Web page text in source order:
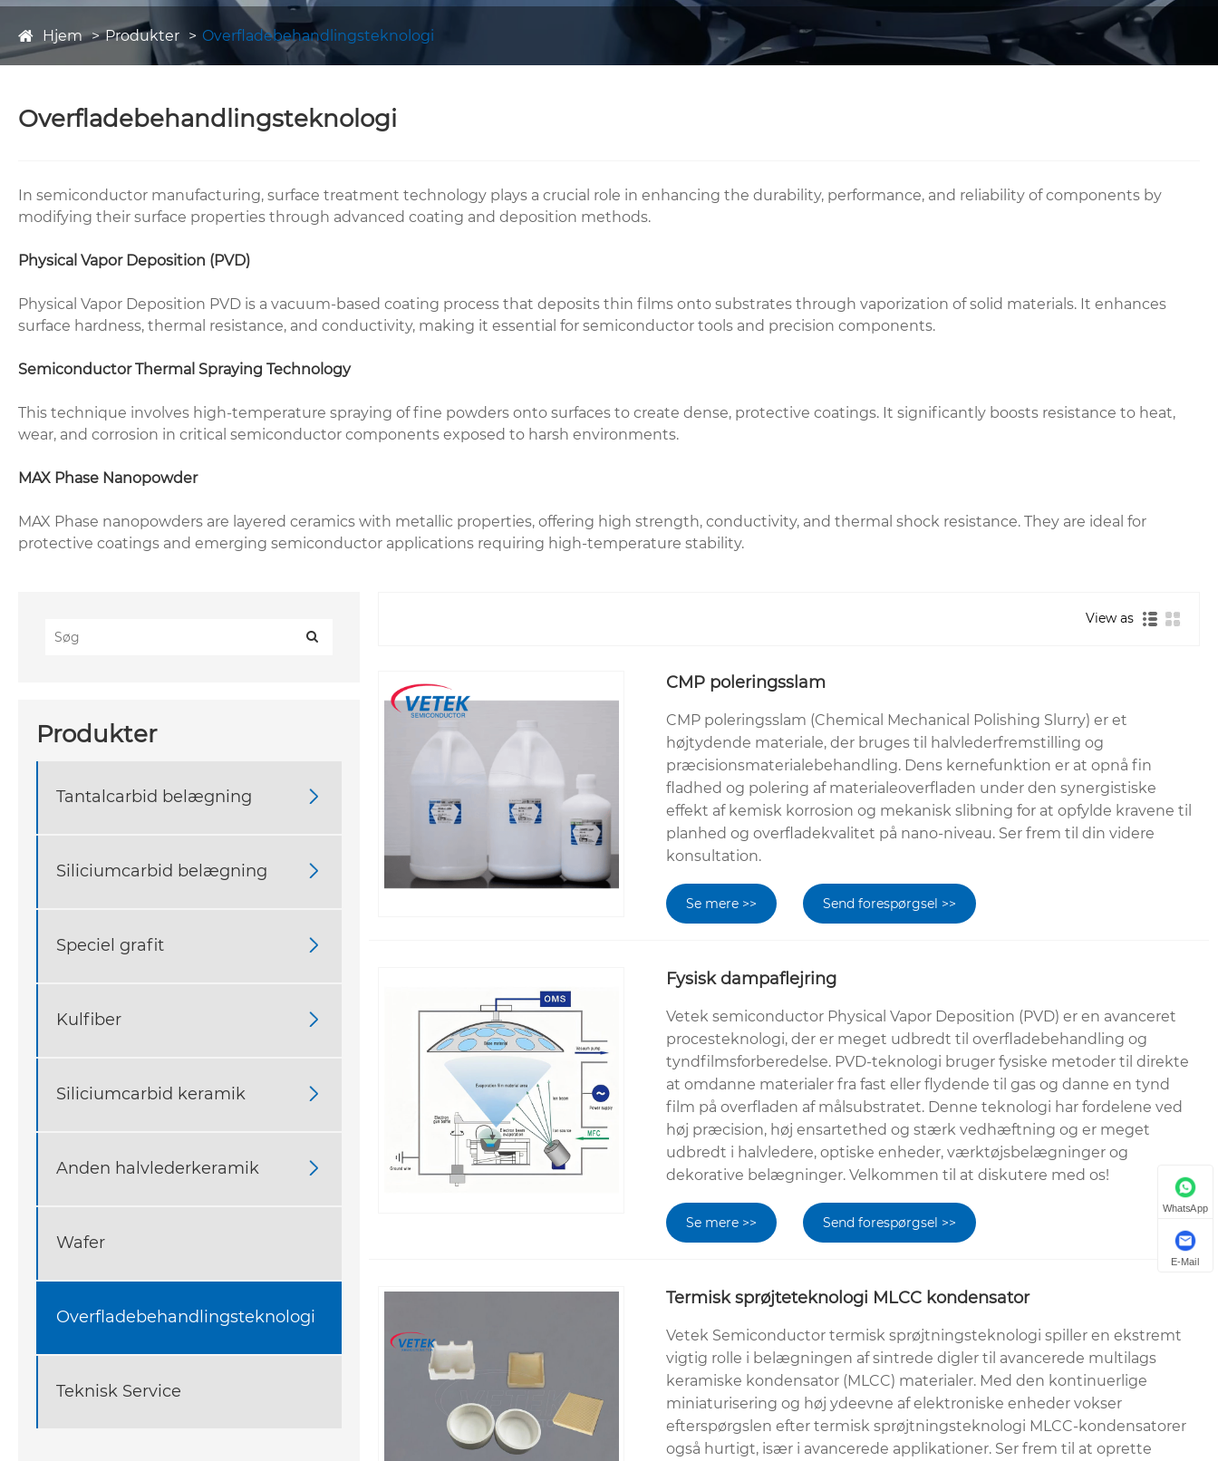
Hjem Produkter Overfladebehandlingsteknologi
Overfladebehandlingsteknologi
In semiconductor manufacturing, surface treatment technology plays a crucial role in enhancing the durability, performance, and reliability of components by
modifying their surface properties through advanced coating and deposition methods.
Physical Vapor Deposition (PVD)
Physical Vapor Deposition PVD is a vacuum-based coating process that deposits thin films onto substrates through vaporization of solid materials. It enhances
surface hardness, thermal resistance, and conductivity, making it essential for semiconductor tools and precision components.
Semiconductor Thermal Spraying Technology
This technique involves high-temperature spraying of fine powders onto surfaces to create dense, protective coatings. It significantly boosts resistance to heat,
wear, and corrosion in critical semiconductor components exposed to harsh environments.
MAX Phase Nanopowder
MAX Phase nanopowders are layered ceramics with metallic properties, offering high strength, conductivity, and thermal shock resistance. They are ideal for
protective coatings and emerging semiconductor applications requiring high-temperature stability.
Produkter
Tantalcarbid belægning 
Siliciumcarbid belægning 
Speciel grafit 
Kulfiber 
Siliciumcarbid keramik 
Anden halvlederkeramik 
Wafer
Overfladebehandlingsteknologi
Teknisk Service
View as
CMP poleringsslam
CMP poleringsslam (Chemical Mechanical Polishing Slurry) er et
højtydende materiale, der bruges til halvlederfremstilling og
præcisionsmaterialebehandling. Dens kernefunktion er at opnå fin
fladhed og polering af materialeoverfladen under den synergistiske
effekt af kemisk korrosion og mekanisk slibning for at opfylde kravene til
planhed og overfladekvalitet på nano-niveau. Ser frem til din videre
konsultation.
Se mere >> Send forespørgsel >>
Fysisk dampaflejring
Vetek semiconductor Physical Vapor Deposition (PVD) er en avanceret
procesteknologi, der er meget udbredt til overfladebehandling og
tyndfilmsforberedelse. PVD-teknologi bruger fysiske metoder til direkte
at omdanne materialer fra fast eller flydende til gas og danne en tynd
film på overfladen af ​​målsubstratet. Denne teknologi har fordelene ved
høj præcision, høj ensartethed og stærk vedhæftning og er meget
udbredt i halvledere, optiske enheder, værktøjsbelægninger og
dekorative belægninger. Velkommen til at diskutere med os!
Se mere >> Send forespørgsel >>
Termisk sprøjteteknologi MLCC kondensator
Vetek Semiconductor termisk sprøjtningsteknologi spiller en ekstremt
vigtig rolle i belægningen af ​​sintrede digler til avancerede multilags
keramiske kondensator (MLCC) materialer. Med den kontinuerlige
miniaturisering og høj ydeevne af elektroniske enheder vokser
efterspørgslen efter termisk sprøjtningsteknologi MLCC-kondensatorer
også hurtigt, især i avancerede applikationer. Ser frem til at oprette
WhatsApp
E-Mail